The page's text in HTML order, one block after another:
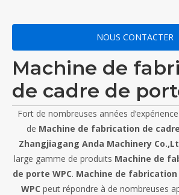
NOUS CONTACTER
Machine de
de cadre de
Fort de nombreuses années
de Machine de fabrication de
Zhangjiagang Anda Machinery
large gamme de produits Machine de
de porte WPC. Machine de
WPC peut répondre à de nombreuses